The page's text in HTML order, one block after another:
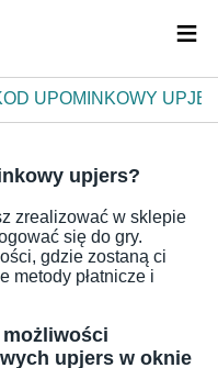
UPOMINKOWY
upjers?
zrealizować w sklepie
się do gry.
gdzie zostaną ci
metody płatnicze i
możliwości
upjers w oknie
≡